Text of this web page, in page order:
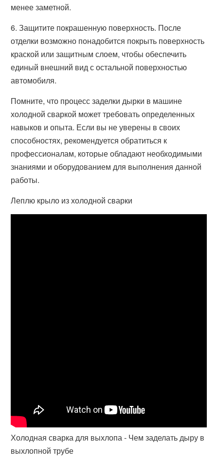
менее заметной.
6. Защитите покрашенную поверхность. После
отделки возможно понадобится покрыть поверхность
краской или защитным слоем, чтобы обеспечить
единый внешний вид с остальной поверхностью
автомобиля.
Помните, что процесс заделки дырки в машине
холодной сваркой может требовать определенных
навыков и опыта. Если вы не уверены в своих
способностях, рекомендуется обратиться к
профессионалам, которые обладают необходимыми
знаниями и оборудованием для выполнения данной
работы.
Леплю крыло из холодной сварки
Холодная сварка для выхлопа - Чем заделать дыру в
выхлопной трубе